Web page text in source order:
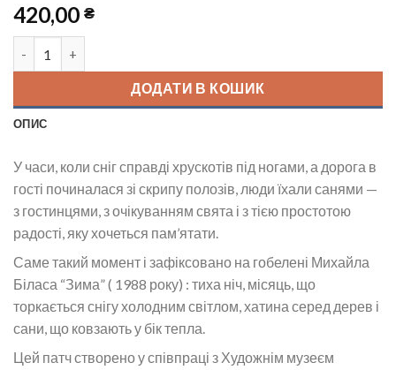
420,00 ₴
ДОДАТИ В КОШИК
ОПИС
У часи, коли сніг справді хрускотів під ногами, а дорога в
гості починалася зі скрипу полозів, люди їхали санями —
з гостинцями, з очікуванням свята і з тією простотою
радості, яку хочеться пам’ятати.
Саме такий момент і зафіксовано на гобелені Михайла
Біласа “Зима” ( 1988 року) : тиха ніч, місяць, що
торкається снігу холодним світлом, хатина серед дерев і
сани, що ковзають у бік тепла.
Цей патч створено у співпраці з Художнім музеєм